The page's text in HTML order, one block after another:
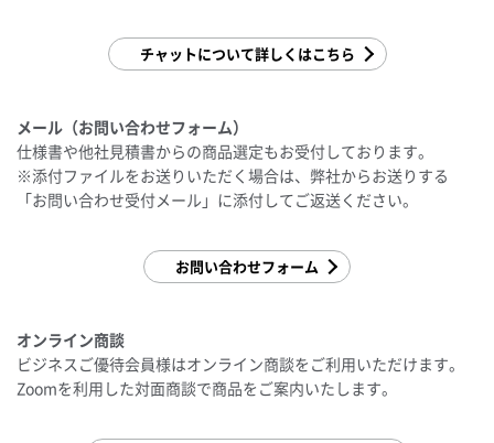
チャットについて詳しくはこちら
メール（お問い合わせフォーム）
仕様書や他社見積書からの商品選定もお受付しております。
※添付ファイルをお送りいただく場合は、弊社からお送りする
「お問い合わせ受付メール」に添付してご返送ください。
お問い合わせフォーム
オンライン商談
ビジネスご優待会員様はオンライン商談をご利用いただけます。
Zoomを利用した対面商談で商品をご案内いたします。